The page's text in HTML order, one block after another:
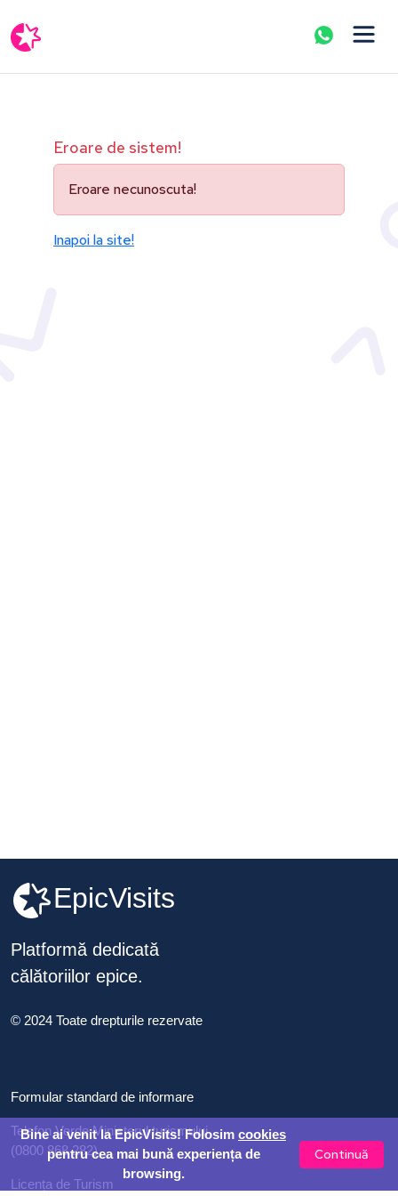
Eroare de sistem!
Eroare necunoscuta!
Inapoi la site!
EpicVisits
Platformă dedicată
călătoriilor epice.
© 2024 Toate drepturile rezervate
Formular standard de informare
Telefon Verde Ministerul turismului
(0800 868 282)
Licența de Turism
Bine ai venit la EpicVisits! Folosim cookies
pentru cea mai bună experiența de
browsing.
Continuă